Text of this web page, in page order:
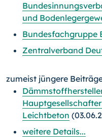
und
Bundesfachgruppe
Zentralverband
zumeist jüngere
Hauptgesellschafter
Leichtbeton
weitere Details...